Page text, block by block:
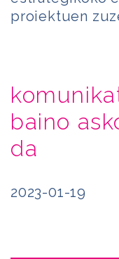
proiektuen
baino
da
2023-01-19